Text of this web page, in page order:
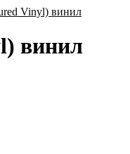
винил